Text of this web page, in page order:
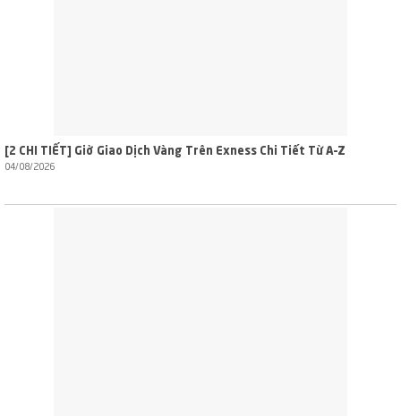
[2 CHI TIẾT] Giờ Giao Dịch Vàng Trên Exness Chi Tiết Từ A–Z
04/08/2026